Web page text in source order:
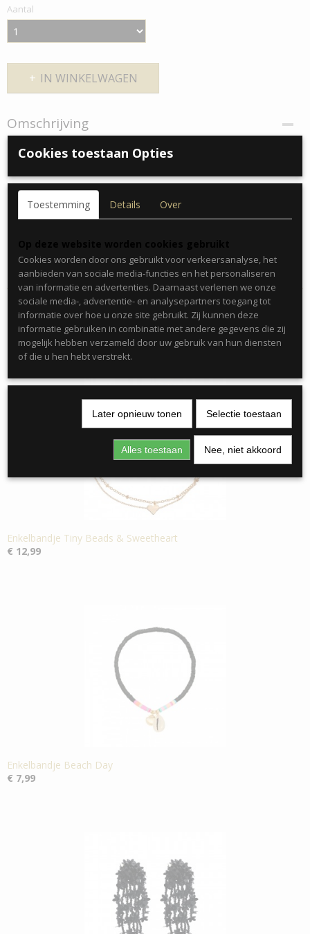
Aantal
IN WINKELWAGEN
Omschrijving
Stainless Steel grove platte schakel armband met karabijn
sluiting
Kleur : Zilver
Ook interessant
Enkelbandje Tiny Beads & Sweetheart
€ 12,99
Enkelbandje Beach Day
€ 7,99
Cookies toestaan Opties
Toestemming Details Over
Cookies worden door ons gebruikt voor verkeersanalyse, het
aanbieden van sociale media-functies en het personaliseren
van informatie en advertenties. Daarnaast verlenen we onze
sociale media-, advertentie- en analysepartners toegang tot
informatie over hoe u onze site gebruikt. Zij kunnen deze
informatie gebruiken in combinatie met andere gegevens die zij
mogelijk hebben verzameld door uw gebruik van hun diensten
of die u hen hebt verstrekt.
Later opnieuw tonen Selectie toestaan
Alles toestaan Nee, niet akkoord